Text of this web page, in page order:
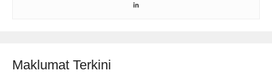
Maklumat Terkini